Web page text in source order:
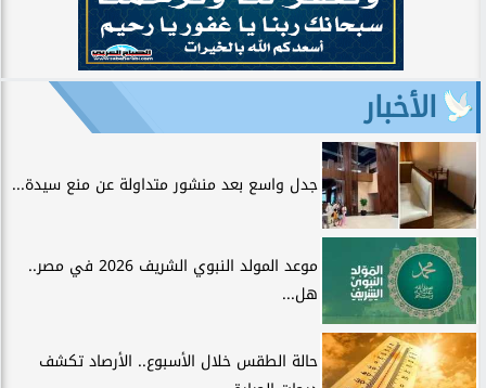
الأخبار
جدل واسع بعد منشور متداولة عن منع سيدة...
موعد المولد النبوي الشريف 2026 في مصر..
هل...
حالة الطقس خلال الأسبوع.. الأرصاد تكشف